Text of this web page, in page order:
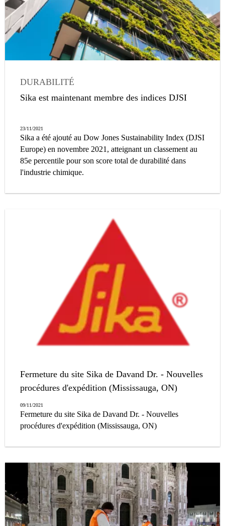
DURABILITÉ
Sika est maintenant membre des indices DJSI
23/11/2021
Sika a été ajouté au Dow Jones Sustainability Index (DJSI
Europe) en novembre 2021, atteignant un classement au
85e percentile pour son score total de durabilité dans
l'industrie chimique.
Fermeture du site Sika de Davand Dr. - Nouvelles
procédures d'expédition (Mississauga, ON)
09/11/2021
Fermeture du site Sika de Davand Dr. - Nouvelles
procédures d'expédition (Mississauga, ON)